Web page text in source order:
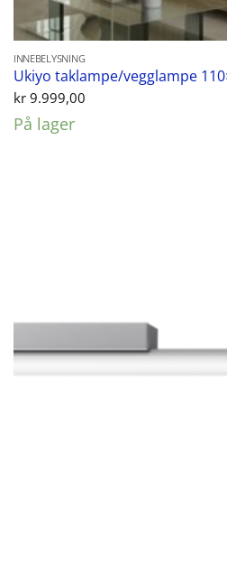
INNEBELYSNING
Ukiyo taklampe/vegglampe
kr9.999,00
På lager